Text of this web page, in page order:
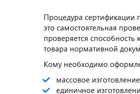
Процедура сертификации
это самостоятельная
проверяется способность
товара нормативной
Кому необходимо
массовое
единичное